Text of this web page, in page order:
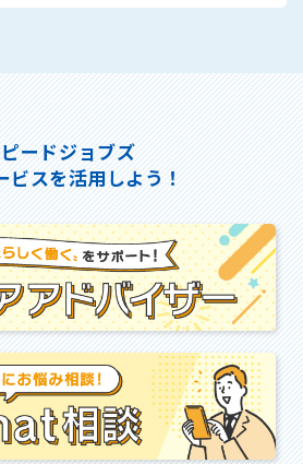
ードジョブズ
ビスを活用しよう！